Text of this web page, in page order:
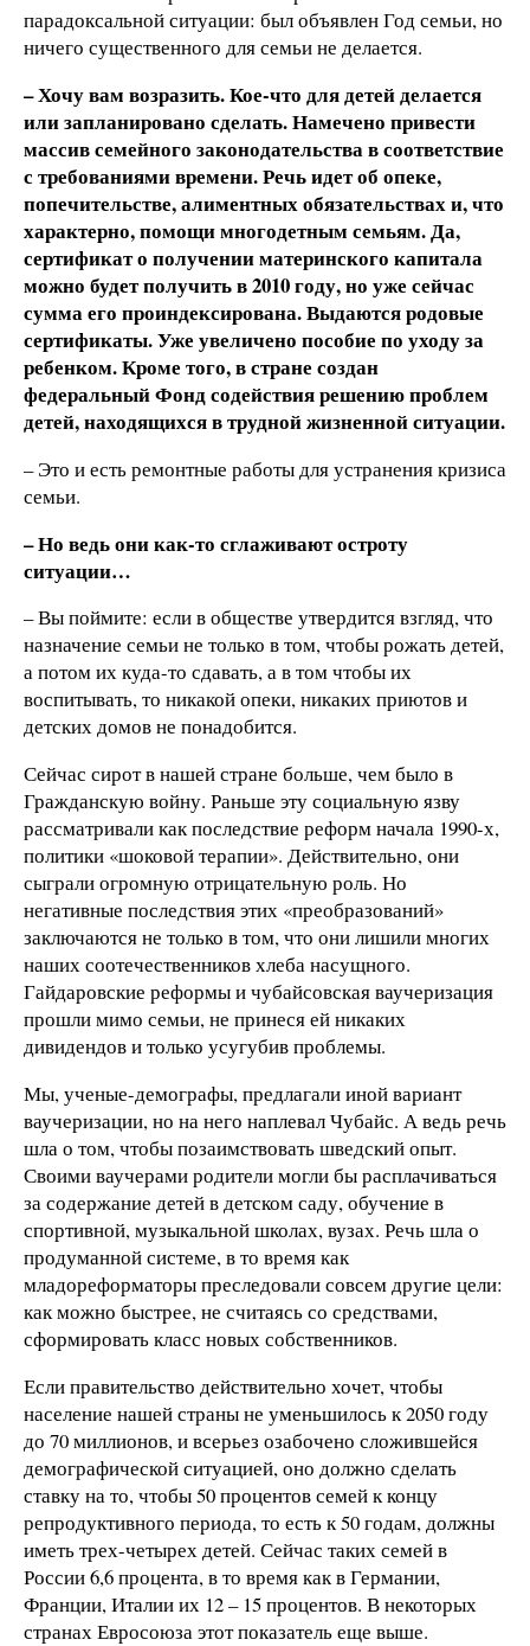
парадоксальной ситуации: был объявлен Год семьи, но
ничего существенного для семьи не делается.
– Хочу вам возразить. Кое-что для детей делается
или запланировано сделать. Намечено привести
массив семейного законодательства в соответствие
с требованиями времени. Речь идет об опеке,
попечительстве, алиментных обязательствах и, что
характерно, помощи многодетным семьям. Да,
сертификат о получении материнского капитала
можно будет получить в 2010 году, но уже сейчас
сумма его проиндексирована. Выдаются родовые
сертификаты. Уже увеличено пособие по уходу за
ребенком. Кроме того, в стране создан
федеральный Фонд содействия решению проблем
детей, находящихся в трудной жизненной ситуации.
– Это и есть ремонтные работы для устранения кризиса
семьи.
– Но ведь они как-то сглаживают остроту
ситуации…
– Вы поймите: если в обществе утвердится взгляд, что
назначение семьи не только в том, чтобы рожать детей,
а потом их куда-то сдавать, а в том чтобы их
воспитывать, то никакой опеки, никаких приютов и
детских домов не понадобится.
Сейчас сирот в нашей стране больше, чем было в
Гражданскую войну. Раньше эту социальную язву
рассматривали как последствие реформ начала 1990-х,
политики «шоковой терапии». Действительно, они
сыграли огромную отрицательную роль. Но
негативные последствия этих «преобразований»
заключаются не только в том, что они лишили многих
наших соотечественников хлеба насущного.
Гайдаровские реформы и чубайсовская ваучеризация
прошли мимо семьи, не принеся ей никаких
дивидендов и только усугубив проблемы.
Мы, ученые-демографы, предлагали иной вариант
ваучеризации, но на него наплевал Чубайс. А ведь речь
шла о том, чтобы позаимствовать шведский опыт.
Своими ваучерами родители могли бы расплачиваться
за содержание детей в детском саду, обучение в
спортивной, музыкальной школах, вузах. Речь шла о
продуманной системе, в то время как
младореформаторы преследовали совсем другие цели:
как можно быстрее, не считаясь со средствами,
сформировать класс новых собственников.
Если правительство действительно хочет, чтобы
население нашей страны не уменьшилось к 2050 году
до 70 миллионов, и всерьез озабочено сложившейся
демографической ситуацией, оно должно сделать
ставку на то, чтобы 50 процентов семей к концу
репродуктивного периода, то есть к 50 годам, должны
иметь трех-четырех детей. Сейчас таких семей в
России 6,6 процента, в то время как в Германии,
Франции, Италии их 12 – 15 процентов. В некоторых
странах Евросоюза этот показатель еще выше.